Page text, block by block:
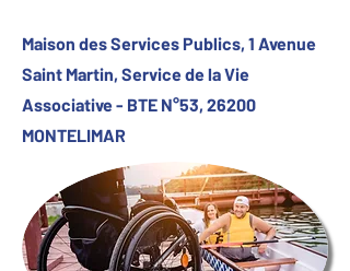
Maison des Services Publics, 1 Avenue
Saint Martin, Service de la Vie
Associative - BTE N°53, 26200
MONTELIMAR